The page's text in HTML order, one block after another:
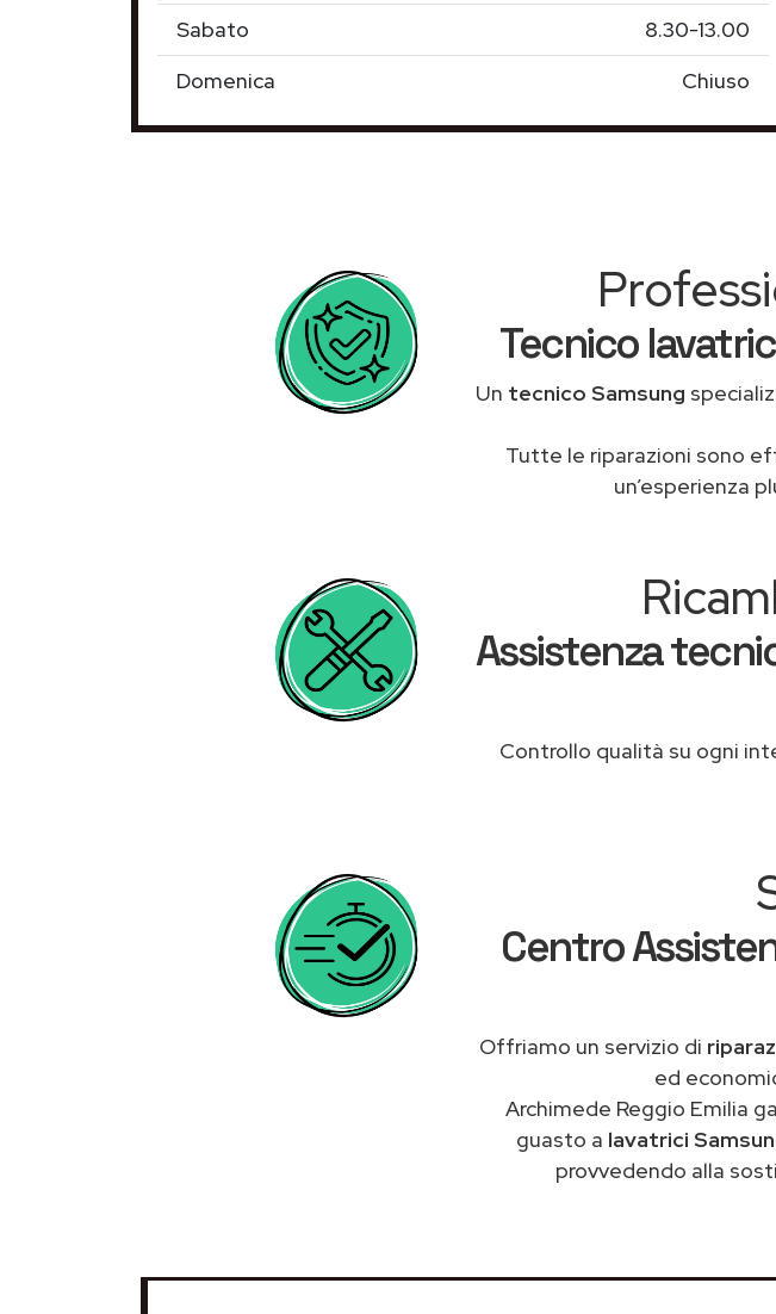
Sabato
8.30-13.00
Domenica
Chiuso
Tecnico
Un tecnico Samsung
Tutte le riparazioni sono
un’esperienza
Assistenza
Controllo qualità su ogni
Centro
Offriamo un servizio di
ed
Archimede Reggio Emilia
guasto a lavatrici
provvedendo alla